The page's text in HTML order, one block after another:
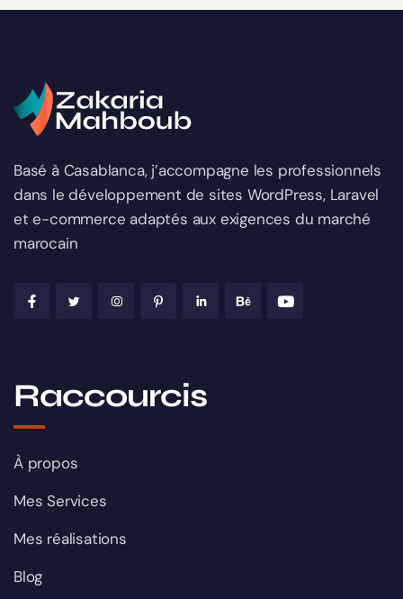
Basé à Casablanca, j’accompagne les professionnels
dans le développement de sites WordPress, Laravel
et e-commerce adaptés aux exigences du marché
marocain
Raccourcis
À propos
Mes Services
Mes réalisations
Blog